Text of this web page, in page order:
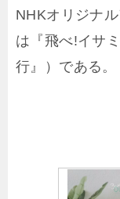
NHKオリジナ
は『飛べ!イサ
行』）である。